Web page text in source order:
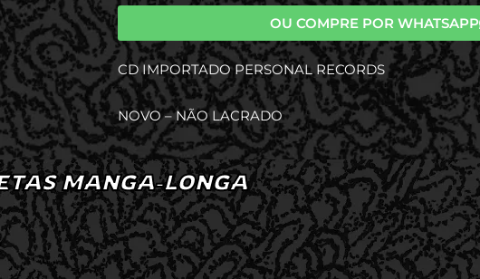
OU COMPRE POR WHATSAPP
CD IMPORTADO PERSONAL RECORDS
NOVO – NÃO LACRADO
MANGA-LONGA